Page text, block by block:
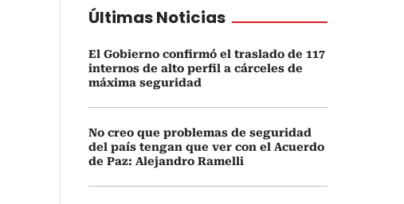
Últimas Noticias
El Gobierno confirmó el traslado de 117
internos de alto perfil a cárceles de
máxima seguridad
No creo que problemas de seguridad
del país tengan que ver con el Acuerdo
de Paz: Alejandro Ramelli